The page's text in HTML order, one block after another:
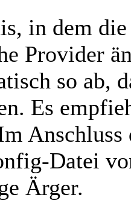
in dem
Provider
so ab,
Es
Datei
Ärger.